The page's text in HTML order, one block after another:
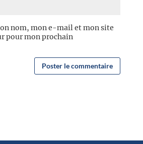
nom, mon e-mail et mon site
pour mon prochain